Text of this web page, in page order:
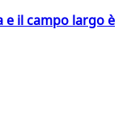
e il campo largo è